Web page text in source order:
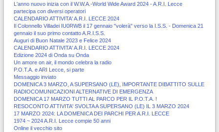
L'anno nuovo inizia con il W.W.A.-World Wide Award 2024 - A.R.I. Lecce
partecipa con diversi operatori
CALENDARIO ATTIVITA' A.R.I. LECCE 2024
Il Colonnello Villadei IU0RWB il 17 gennaio "volerà" verso la I.S.S. - Domenica 21
gennaio il suo primo contatto A.R.I.S.S.
Auguri di Buon Natale 2023 e Felice 2024
CALENDARIO ATTIVITA' A.R.I. LECCE 2024
Edizione 2024 di Onda su Onda
Un amore on air, il mondo celebra la radio
P.O.T.A. e ARI Lecce, si parte
Messaggio inviato
DOMENICA 3 MARZO, A SUPERSANO (LE), IMPORTANTE DIBATTITO SULLE
RADIOCOMUNICAZIONI ALTERNATIVE DI EMERGENZA
DOMENICA 17 MARZO TUTTI AL PARCO PER IL P.O.T.A. !
RESOCONTO ATTIVITA' SVOLTA A SUPERSANO (LE) IL 3 MARZO 2024
17 MARZO 2024: LA DOMENICA DEI PARCHI PER A.R.I. LECCE
1974 ~ 2024 A.R.I. Lecce compie 50 anni
Online il vecchio sito